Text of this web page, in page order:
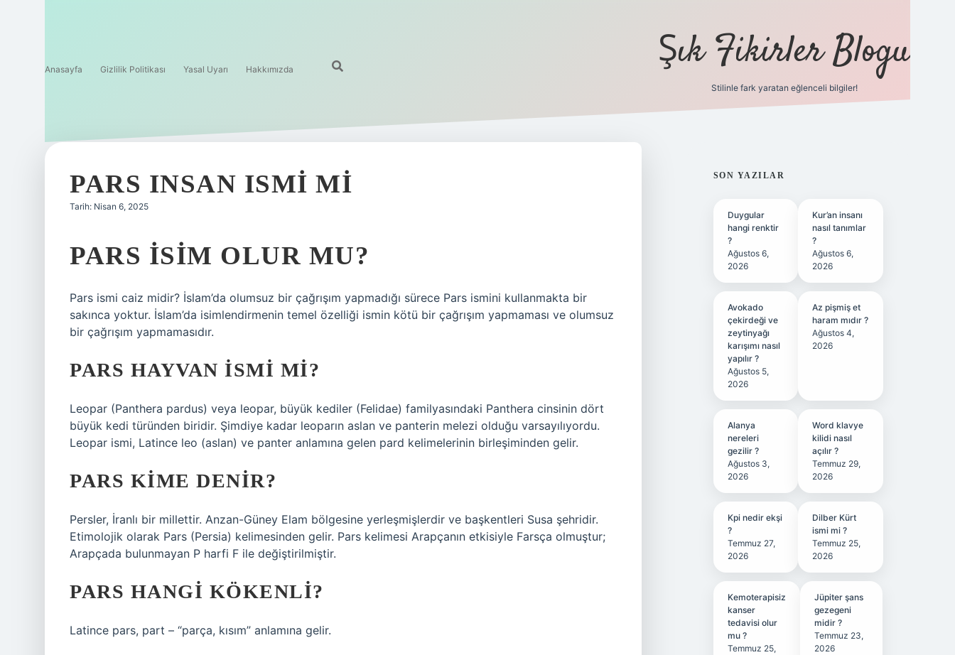
Anasayfa Gizlilik Politikası Yasal Uyarı Hakkımızda Şık Fikirler Blogu
Stilinle fark yaratan eğlenceli bilgiler!
PARS INSAN ISMI MI
Tarih: Nisan 6, 2025
PARS ISIM OLUR MU?
Pars ismi caiz midir? İslam’da olumsuz bir çağrışım yapmadığı sürece Pars ismini kullanmakta bir
sakınca yoktur. İslam’da isimlendirmenin temel özelliği ismin kötü bir çağrışım yapmaması ve olumsuz
bir çağrışım yapmamasıdır.
PARS HAYVAN ISMI MI?
Leopar (Panthera pardus) veya leopar, büyük kediler (Felidae) familyasındaki Panthera cinsinin dört
büyük kedi türünden biridir. Şimdiye kadar leoparın aslan ve panterin melezi olduğu varsayılıyordu.
Leopar ismi, Latince leo (aslan) ve panter anlamına gelen pard kelimelerinin birleşiminden gelir.
PARS KIME DENIR?
Persler, İranlı bir millettir. Anzan-Güney Elam bölgesine yerleşmişlerdir ve başkentleri Susa şehridir.
Etimolojik olarak Pars (Persia) kelimesinden gelir. Pars kelimesi Arapçanın etkisiyle Farsça olmuştur;
Arapçada bulunmayan P harfi F ile değiştirilmiştir.
PARS HANGI KÖKENLI?
Latince pars, part – “parça, kısım” anlamına gelir.
SIDEBAR
SON YAZILAR
Duygular
hangi renktir
?
Ağustos 6,
2026
Kur’an insanı
nasıl tanımlar
?
Ağustos 6,
2026
Avokado
çekirdeği ve
zeytinyağı
karışımı nasıl
yapılır ?
Ağustos 5,
2026
Az pişmiş et
haram mıdır ?
Ağustos 4,
2026
Alanya
nereleri
gezilir ?
Ağustos 3,
2026
Word klavye
kilidi nasıl
açılır ?
Temmuz 29,
2026
Kpi nedir ekşi
?
Temmuz 27,
2026
Dilber Kürt
ismi mi ?
Temmuz 25,
2026
Kemoterapisiz
kanser
tedavisi olur
mu ?
Temmuz 25,
Jüpiter şans
gezegeni
midir ?
Temmuz 23,
2026